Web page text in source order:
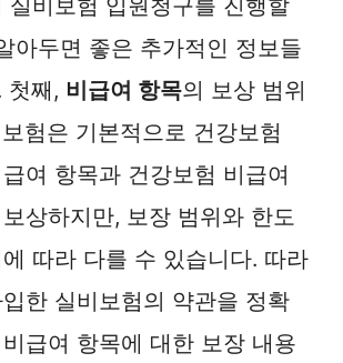
아두면 좋은 추가적인 정보들
첫째, 비급여 항목의 보상 범위
험은 기본적으로 건강보험
여 항목과 건강보험 비급여
상하지만, 보장 범위와 한도
따라 다를 수 있습니다. 따라
한 실비보험의 약관을 정확
급여 항목에 대한 보장 내용